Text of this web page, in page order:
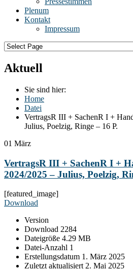
Plenum
Kontakt
Impressum
Aktuell
Sie sind hier:
Home
Datei
VertragsR III + SachenR I +
Julius, Poelzig, Ringe – 16 P.
01 März
VertragsR III + SachenR I +
2024/2025 – Julius, Poelzig,
[featured_image]
Download
Version
Download 2284
Dateigröße 4.29 MB
Datei-Anzahl 1
Erstellungsdatum 1. März 2025
Zuletzt aktualisiert 2. Mai 2025